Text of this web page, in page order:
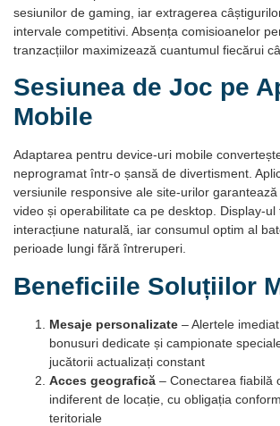
sesiunilor de gaming, iar extragerea
intervale competitivi. Absența comisioanelor
tranzacțiilor maximizează cuantumul fiecărui
Sesiunea de Joc pe
Mobile
Adaptarea pentru device-uri mobile
neprogramat într-o șansă de divertisment.
versiunile responsive ale site-urilor
video și operabilitate ca pe desktop. Display-
interacțiune naturală, iar consumul optim al
perioade lungi fără întreruperi.
Beneficiile Soluțiilor
Mesaje personalizate – Alertele
bonusuri dedicate și campionate
jucătorii actualizați constant
Acces geografică – Conectarea fiabilă
indiferent de locație, cu obligația
teritoriale